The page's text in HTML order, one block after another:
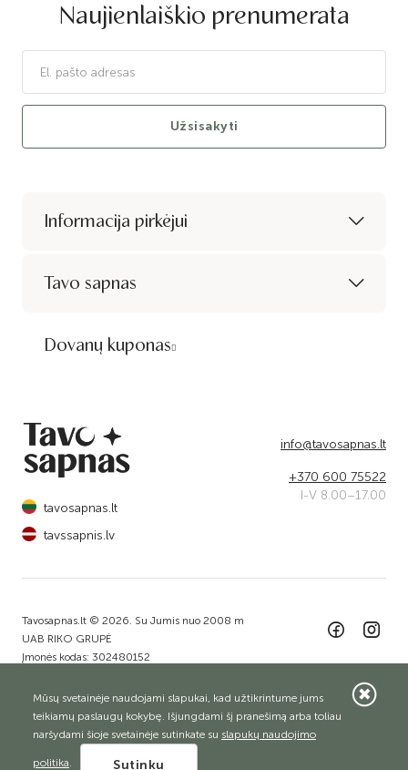
Mūsų svetainėje naudojami slapukai, kad užtikrintume jums
teikiamų paslaugų kokybę. Išjungdami šį pranešimą arba toliau
naršydami šioje svetainėje sutinkate su slapukų naudojimo
politika. Sutinku
Naujienlaiškio prenumerata
Užsisakyti
Informacija pirkėjui
Tavo sapnas
Dovanų kuponas
info@tavosapnas.lt
+370 600 75522
I-V 8.00–17.00
tavosapnas.lt
tavssapnis.lv
Tavosapnas.lt © 2026. Su Jumis nuo 2008 m
UAB RIKO GRUPĖ
Įmonės kodas: 302480152
Sprendimas:ELECTRONIC LAB